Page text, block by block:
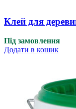
Клей для
Під замовлення
Додати в кошик